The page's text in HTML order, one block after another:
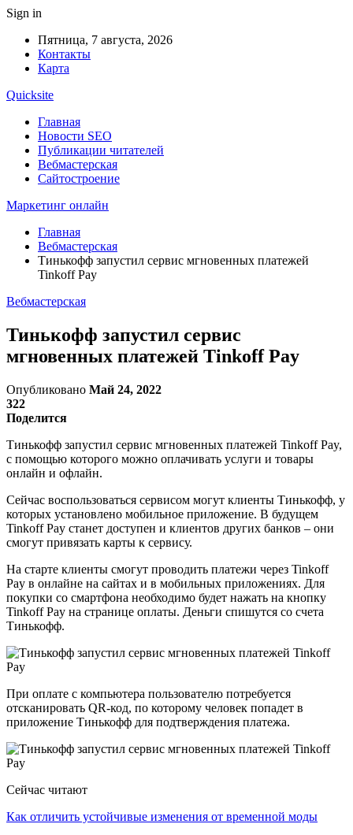
Sign in
Пятница, 7 августа, 2026
Контакты
Карта
Quicksite
Главная
Новости SEO
Публикации читателей
Вебмастерская
Сайтостроение
Маркетинг онлайн
Главная
Вебмастерская
Тинькофф запустил сервис мгновенных платежей
Tinkoff Pay
Вебмастерская
Тинькофф запустил сервис
мгновенных платежей Tinkoff Pay
Опубликовано Май 24, 2022
322
Поделится
Тинькофф запустил сервис мгновенных платежей Tinkoff Pay,
с помощью которого можно оплачивать услуги и товары
онлайн и офлайн.
Сейчас воспользоваться сервисом могут клиенты Тинькофф, у
которых установлено мобильное приложение. В будущем
Tinkoff Pay станет доступен и клиентов других банков – они
смогут привязать карты к сервису.
На старте клиенты смогут проводить платежи через Tinkoff
Pay в онлайне на сайтах и в мобильных приложениях. Для
покупки со смартфона необходимо будет нажать на кнопку
Tinkoff Pay на странице оплаты. Деньги спишутся со счета
Тинькофф.
При оплате с компьютера пользователю потребуется
отсканировать QR-код, по которому человек попадет в
приложение Тинькофф для подтверждения платежа.
Сейчас читают
Как отличить устойчивые изменения от временной моды